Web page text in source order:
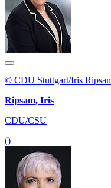
© CDU Stuttgart/Iris
Ripsam, Iris
CDU/CSU
()